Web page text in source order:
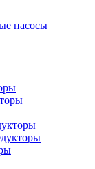
насосы